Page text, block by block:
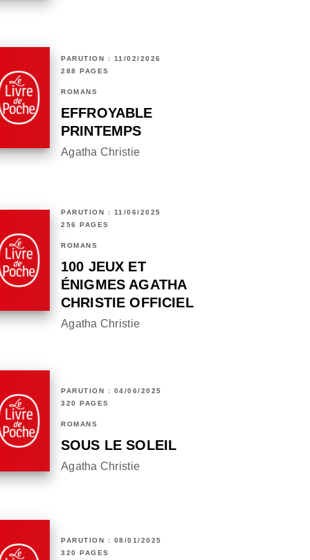
PARUTION : 11/02/2026
288 PAGES
ROMANS
EFFROYABLE
PRINTEMPS
Agatha Christie
PARUTION : 11/06/2025
256 PAGES
ROMANS
100 JEUX ET
ÉNIGMES AGATHA
CHRISTIE OFFICIEL
Agatha Christie
PARUTION : 04/06/2025
320 PAGES
ROMANS
SOUS LE SOLEIL
Agatha Christie
PARUTION : 08/01/2025
320 PAGES